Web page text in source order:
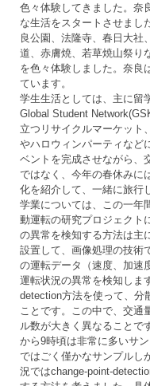
色々体験してきました。奈
な生活をスタートさせまし
良公園、法隆寺、春日大社
道、赤膚焼、若草焼山祭り
を色々体験しました。奈良
ています。
学生生活としては、主に留
Global Student
立つリサイクルマーケット
やハロウィンパーティなど
ベントを完成させながら、
ではなく、今年の春休みに
化を紹介して、一緒に旅行
学業については、この一年
動運転の研究プロジェクト
の異常を検知する方法は主
設置して、画像処理の技術
の運転データ（速度、加速
運転状況の異常を検知しま
detection方法を使って、分
ことです。この中で、交通
ル数が大きく異なることで
から9時頃は非常に多いサ
ではごく僅かなサンプルし
況ではchange-point-